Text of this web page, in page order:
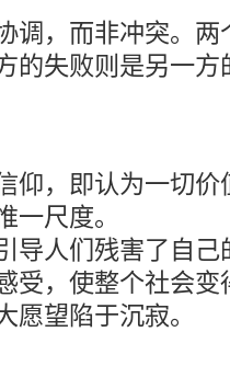
调，而非冲突。
的失败则是另一方
仰，即认为一切
一尺度。
导人们残害了自
受，使整个社会
愿望陷于沉寂。